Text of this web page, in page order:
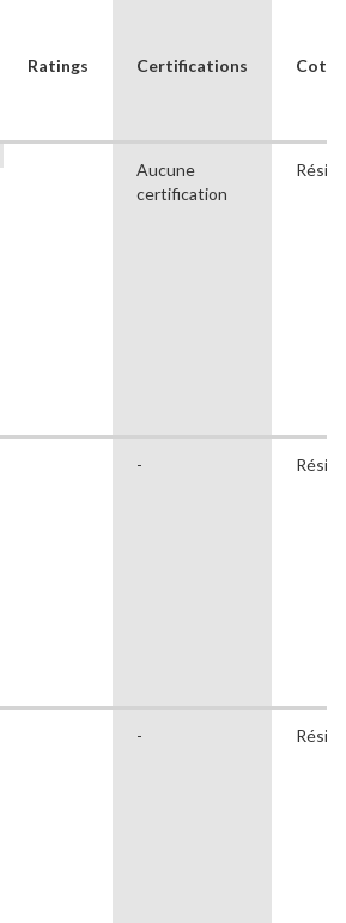
Ratings Certifications Cote
Aucune
certification
-
-